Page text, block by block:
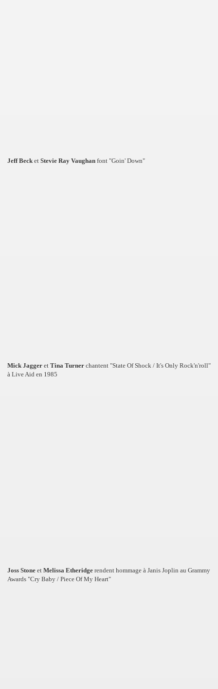
Jeff Beck et Stevie Ray Vaughan font "Goin' Down"
Mick Jagger et Tina Turner chantent "State Of Shock / It's Only Rock'n'roll"
à Live Aid en 1985
Joss Stone et Melissa Etheridge rendent hommage à Janis Joplin au Grammy
Awards "Cry Baby / Piece Of My Heart"